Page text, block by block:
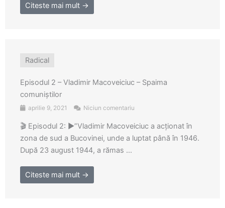
Citeste mai mult →
Radical
Episodul 2 – Vladimir Macoveiciuc – Spaima
comuniștilor
aprilie 9, 2021 Niciun comentariu
🎬 Episodul 2: ▶️”Vladimir Macoveiciuc a acţionat în
zona de sud a Bucovinei, unde a luptat până în 1946.
După 23 august 1944, a rămas ...
Citeste mai mult →